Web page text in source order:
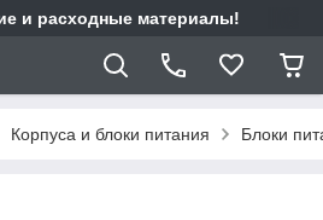
и расходные материалы!
Корпуса и блоки питания Блоки